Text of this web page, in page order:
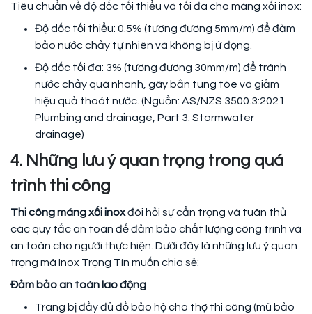
Tiêu chuẩn về độ dốc tối thiểu và tối đa cho máng xối inox:
Độ dốc tối thiểu: 0.5% (tương đương 5mm/m) để đảm
bảo nước chảy tự nhiên và không bị ứ đọng.
Độ dốc tối đa: 3% (tương đương 30mm/m) để tránh
nước chảy quá nhanh, gây bắn tung tóe và giảm
hiệu quả thoát nước. (Nguồn: AS/NZS 3500.3:2021
Plumbing and drainage, Part 3: Stormwater
drainage)
4. Những lưu ý quan trọng trong quá
trình thi công
Thi công máng xối inoxđòi hỏi sự cẩn trọng và tuân thủ
các quy tắc an toàn để đảm bảo chất lượng công trình và
an toàn cho người thực hiện. Dưới đây là những lưu ý quan
trọng mà Inox Trọng Tín muốn chia sẻ:
Đảm bảo an toàn lao động
Trang bị đầy đủ đồ bảo hộ cho thợ thi công (mũ bảo